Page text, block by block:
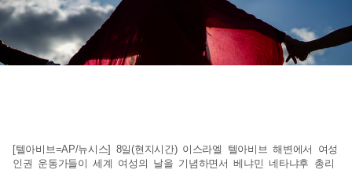
[텔아비브=AP/뉴시스] 8일(현지시간) 이스라엘 텔아비브 해변에서 여성
인권 운동가들이 세계 여성의 날을 기념하면서 베냐민 네타냐후 총리